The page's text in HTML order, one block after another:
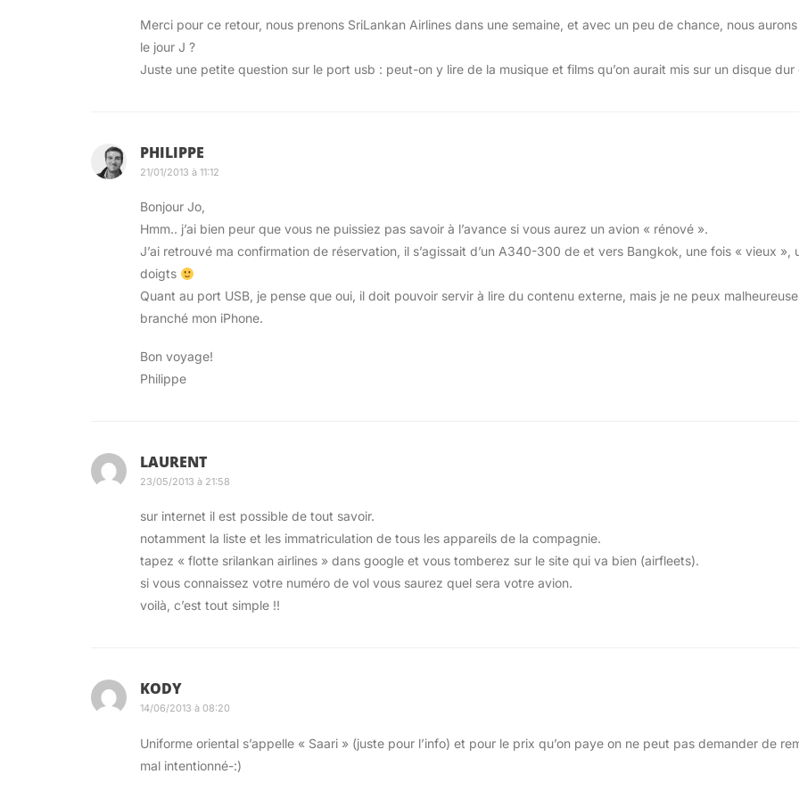
L’écran est de (très?) mauvaise qualité, ça sent le vieux.
Un menu assez rébarbatif te permet de choisir entre AUDIO et VIDEO. Lorsque tu rentres dans
médiocre qu’après 5 minutes tu abandonneras et chercheras une autre source de distraction pour
Personnellement, j’ai regardé The Man With The Golden Gun (un James Bond) sur l’écran de mon
regarder un film sur l’écran minuscule de l’iPhone que sur l’écran du siège devant moi, ça y est tu
Merci pour ce retour, nous prenons SriLankan Airlines dans une semaine, et avec un peu de chance, nous
le jour J ?
Juste une petite question sur le port usb : peut-on y lire de la musique et films qu’on aurait mis sur un disque dur
PHILIPPE
21/01/2013 à 11:12
Bonjour Jo,
Hmm.. j’ai bien peur que vous ne puissiez pas savoir à l’avance si vous aurez un avion « rénové ».
J’ai retrouvé ma confirmation de réservation, il s’agissait d’un A340-300 de et vers Bangkok, une fois « vieux »,
doigts
Quant au port USB, je pense que oui, il doit pouvoir servir à lire du contenu externe, mais je ne peux
branché mon iPhone.
Bon voyage!
Philippe
LAURENT
23/05/2013 à 21:58
sur internet il est possible de tout savoir.
notamment la liste et les immatriculation de tous les appareils de la compagnie.
tapez « flotte srilankan airlines » dans google et vous tomberez sur le site qui va bien (airfleets).
si vous connaissez votre numéro de vol vous saurez quel sera votre avion.
voilà, c’est tout simple !!
KODY
14/06/2013 à 08:20
Uniforme oriental s’appelle « Saari » (juste pour l’info) et pour le prix qu’on paye on ne peut pas demander de
mal intentionné-:)